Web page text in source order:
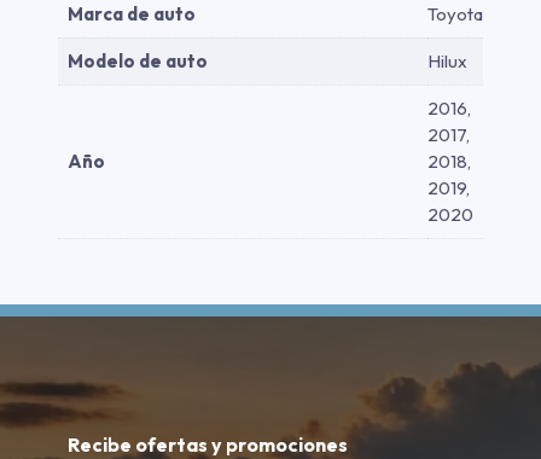
Marca de auto Toyota
Modelo de auto Hilux
Año
2016,
2017,
2018,
2019,
2020
Recibe ofertas y promociones